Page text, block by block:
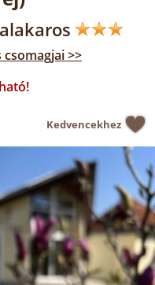
>>
Kedvencekhez